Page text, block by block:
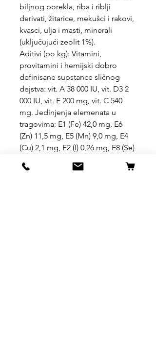
biljnog porekla, riba i riblji
derivati, žitarice, mekušci i rakovi,
kvasci, ulja i masti, minerali
(uključujući zeolit 1%).
Aditivi (po kg): Vitamini,
provitamini i hemijski dobro
definisane supstance sličnog
dejstva: vit. A 38 000 IU, vit. D3 2
000 IU, vit. E 200 mg, vit. C 540
mg. Jedinjenja elemenata u
tragovima: E1 (Fe) 42,0 mg, E6
(Zn) 11,5 mg, E5 (Mn) 9,0 mg, E4
(Cu) 2,1 mg, E2 (I) 0,26 mg, E8 (Se)
Antioksidansi.